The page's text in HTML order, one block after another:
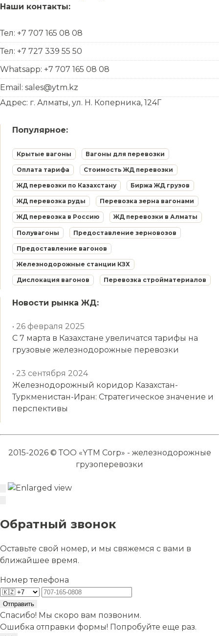
Наши контакты:
Тел: +7 707 165 08 08
Тел: +7 727 339 55 50
Whatsapp: +7 707 165 08 08
Email: sales@ytm.kz
Адрес: г. Алматы, ул. Н. Коперника, 124Г
Популярное:
Крытые вагоны Вагоны для перевозки
Оплата тарифа Стоимость ЖД перевозки
ЖД перевозки по Казахстану Биржа ЖД грузов
ЖД перевозка руды Перевозка зерна вагонами
ЖД перевозка в Россию ЖД перевозки в Алматы
Полувагоны Предоставление зерновозов
Предоставление вагонов
Железнодорожные станции КЗХ
Дислокация вагонов Перевозка стройматериалов
Новости рынка ЖД:
• 26 февраля 2025
С 7 марта в Казахстане увеличатся тарифы на
грузовые железнодорожные перевозки
• 23 сентября 2024
Железнодорожный коридор Казахстан-
Туркменистан-Иран: Стратегическое значение и
перспективы
2015-2026 © ТОО «YTM Corp» - железнодорожные
грузоперевозки
Обратный звонок
Оставьте свой номер, и мы свяжемся с вами в
ближайшее время.
Номер телефона
Отправить
Спасибо! Мы скоро вам позвоним.
Ошибка отправки формы! Попробуйте еще раз.